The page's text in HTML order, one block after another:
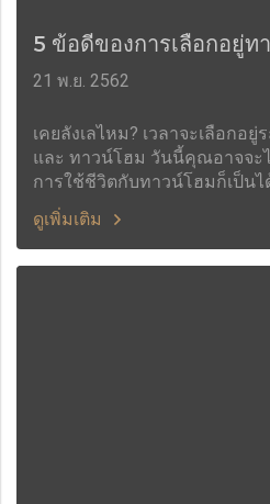
5 ข้อดีของการเลือกอยู่ท
21 พ.ย. 2562
เคยลังเลไหม? เวลาจะเลือกอ
และ ทาวน์โฮม วันนี้คุณอาจจะ
การใช้ชีวิตกับทาวน์โฮมก็เป็นไ
ดูเพิ่มเติม